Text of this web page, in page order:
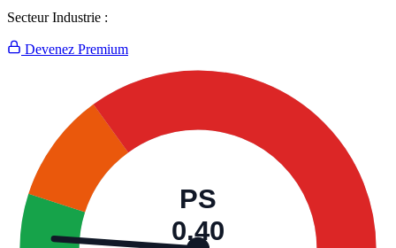
Secteur Industrie :
Devenez Premium
PS
0,40